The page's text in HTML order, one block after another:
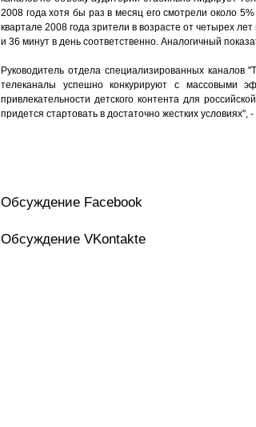
2008 года хотя бы раз в месяц его смотрели около
квартале 2008 года зрители в возрасте от четырех
и 36 минут в день соответственно. Аналогичный
Руководитель отдела специализированных
телеканалы успешно конкурируют с массовыми
привлекательности детского контента для
придется стартовать в достаточно жестких условиях",
Обсуждение Facebook
Обсуждение VKontakte